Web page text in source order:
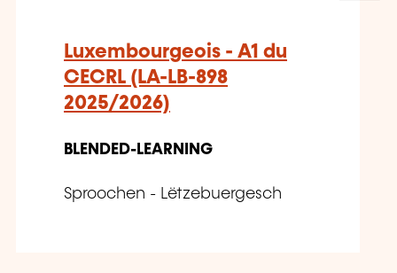
Luxembourgeois - A1 du
CECRL (LA-LB-898
2025/2026)
BLENDED-LEARNING
Sproochen - Lëtzebuergesch